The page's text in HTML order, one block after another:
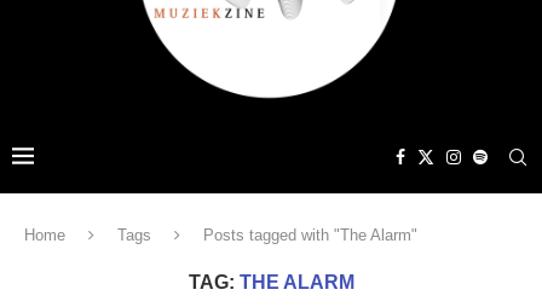
Home Tags Posts tagged with "The Alarm"
TAG: THE ALARM